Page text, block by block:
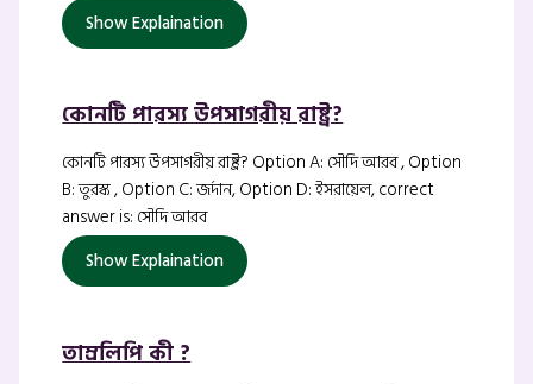
Show Explaination
কোনটি পারস্য উপসাগরীয় রাষ্ট্র?
কোনটি পারস্য উপসাগরীয় রাষ্ট্র? Option A: সৌদি আরব , Option
B: তুরস্ক , Option C: জর্দান, Option D: ইসরায়েল, correct
answer is: সৌদি আরব
Show Explaination
তাম্রলিপি কী ?